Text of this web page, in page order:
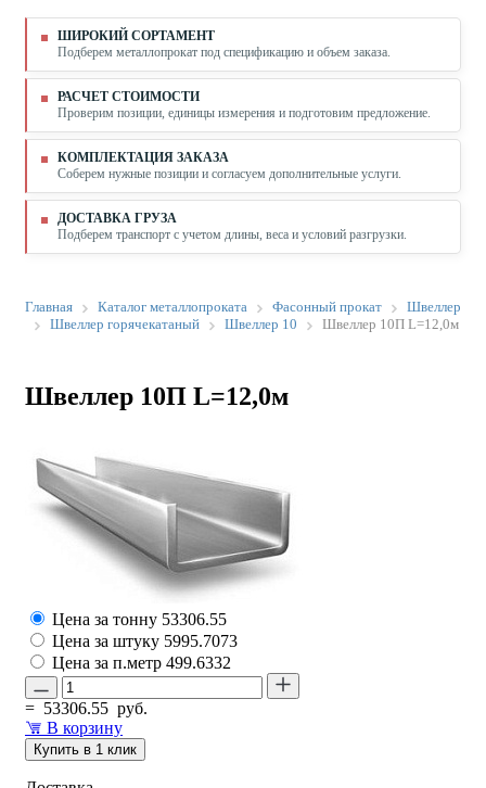
ШИРОКИЙ СОРТАМЕНТ
Подберем металлопрокат под спецификацию и объем заказа.
РАСЧЕТ СТОИМОСТИ
Проверим позиции, единицы измерения и подготовим предложение.
КОМПЛЕКТАЦИЯ ЗАКАЗА
Соберем нужные позиции и согласуем дополнительные услуги.
ДОСТАВКА ГРУЗА
Подберем транспорт с учетом длины, веса и условий разгрузки.
Главная Каталог металлопроката Фасонный прокат
Швеллер
Швеллер горячекатаный
Швеллер 10 Швеллер 10П L=12,0м
Швеллер 10П L=12,0м
Цена за тонну 53306.55
Цена за штуку 5995.7073
Цена за п.метр 499.6332
= 53306.55 руб.
В корзину
Купить в 1 клик